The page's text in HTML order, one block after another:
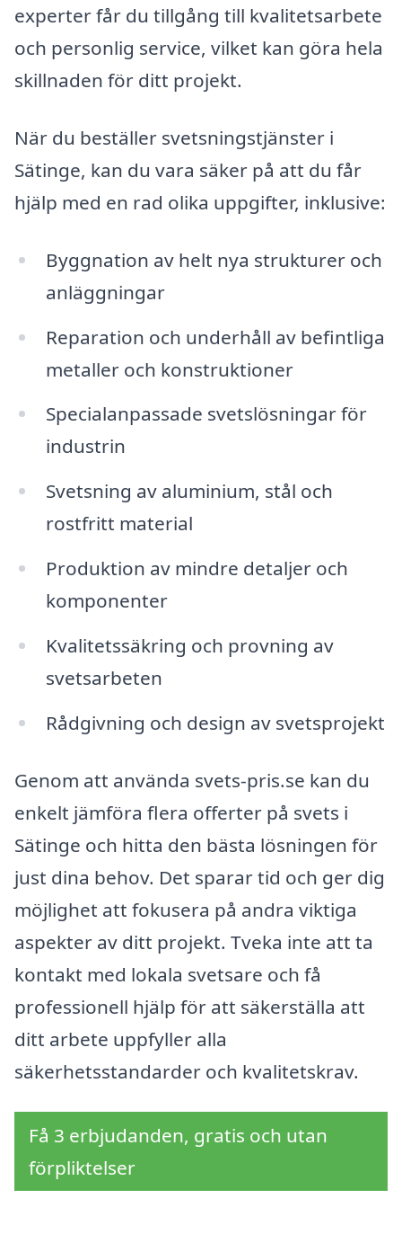
experter får du tillgång till kvalitetsarbete
och personlig service, vilket kan göra hela
skillnaden för ditt projekt.
När du beställer svetsningstjänster i
Sätinge, kan du vara säker på att du får
hjälp med en rad olika uppgifter, inklusive:
Byggnation av helt nya strukturer och
anläggningar
Reparation och underhåll av befintliga
metaller och konstruktioner
Specialanpassade svetslösningar för
industrin
Svetsning av aluminium, stål och
rostfritt material
Produktion av mindre detaljer och
komponenter
Kvalitetssäkring och provning av
svetsarbeten
Rådgivning och design av svetsprojekt
Genom att använda svets-pris.se kan du
enkelt jämföra flera offerter på svets i
Sätinge och hitta den bästa lösningen för
just dina behov. Det sparar tid och ger dig
möjlighet att fokusera på andra viktiga
aspekter av ditt projekt. Tveka inte att ta
kontakt med lokala svetsare och få
professionell hjälp för att säkerställa att
ditt arbete uppfyller alla
säkerhetsstandarder och kvalitetskrav.
Få 3 erbjudanden, gratis och utan
förpliktelser